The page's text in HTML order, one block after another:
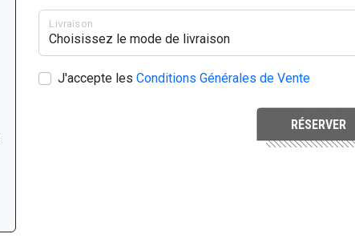
Livraison
J'accepte les Conditions Générales de Vente
RÉSERVER